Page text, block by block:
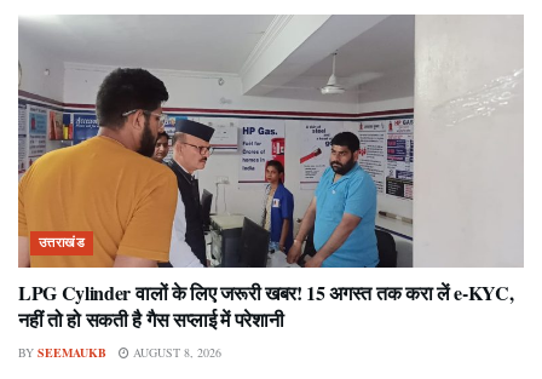
उत्तराखंड
LPG Cylinder वालों के लिए जरूरी खबर! 15 अगस्त तक करा लें e-KYC,
नहीं तो हो सकती है गैस सप्लाई में परेशानी
BY SEEMAUKB AUGUST 8, 2026